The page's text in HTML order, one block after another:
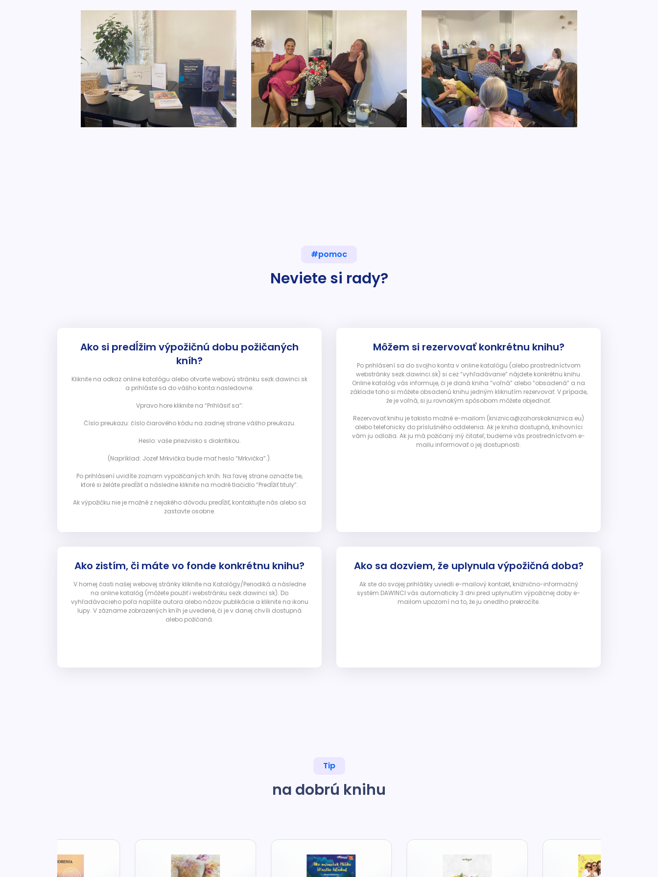
#pomoc
Neviete si rady?
Ako si predĺžim výpožičnú dobu požičaných
kníh?
Kliknite na odkaz online katalógu alebo otvorte webovú stránku sezk.dawinci.sk
a prihláste sa do vášho konta nasledovne:
Vpravo hore kliknite na “Prihlásiť sa”:
Číslo preukazu: číslo čiarového kódu na zadnej strane vášho preukazu.
Heslo: vaše priezvisko s diakritikou.
(Napríklad: Jozef Mrkvička bude mať heslo “Mrkvička”.).
Po prihlásení uvidíte zoznam vypožičaných kníh. Na ľavej strane označte tie,
ktoré si želáte predĺžiť a následne kliknite na modré tlačidlo “Predĺžiť tituly”.
Ak výpožičku nie je možné z nejakého dôvodu predĺžiť, kontaktujte nás alebo sa
zastavte osobne.
Môžem si rezervovať konkrétnu knihu?
Po prihlásení sa do svojho konta v online katalógu (alebo prostredníctvom
webstránky sezk.dawinci.sk) si cez “vyhľadávanie” nájdete konkrétnu knihu.
Online katalóg vás informuje, či je daná kniha “voľná” alebo “obsadená” a na
základe toho si môžete obsadenú knihu jedným kliknutím rezervovať. V prípade,
že je voľná, si ju rovnakým spôsobom môžete objednať.
Rezervovať knihu je takisto možné e-mailom (kniznica@zahorskakniznica.eu)
alebo telefonicky do príslušného oddelenia. Ak je kniha dostupná, knihovníci
vám ju odložia. Ak ju má požičaný iný čitateľ, budeme vás prostredníctvom e-
mailu informovať o jej dostupnosti.
Ako zistím, či máte vo fonde konkrétnu knihu?
V hornej časti našej webovej stránky kliknite na Katalógy/Periodiká a následne
na online katalóg (môžete použiť i webstránku sezk.dawinci.sk). Do
vyhľadávacieho poľa napíšte autora alebo názov publikácie a kliknite na ikonu
lupy. V zázname zobrazených kníh je uvedené, či je v danej chvíli dostupná
alebo požičaná.
Ako sa dozviem, že uplynula výpožičná doba?
Ak ste do svojej prihlášky uviedli e-mailový kontakt, knižnično-informačný
systém DAWINCI vás automaticky 3 dni pred uplynutím výpožičnej doby e-
mailom upozorní na to, že ju onedlho prekročíte.
Tip
na dobrú knihu